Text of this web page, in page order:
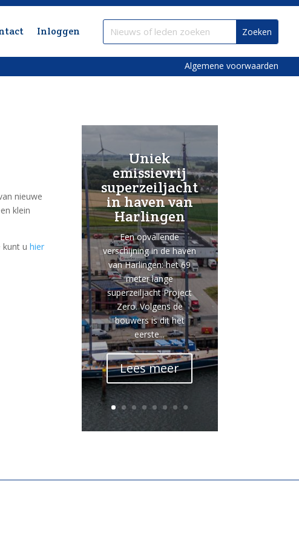
Inloggen
Algemene voorwaarden
nieuwe
klein
kunt uhier
Uniek
emissievrij
superzeiljacht
in haven van
Harlingen
Een opvallende
verschijning in de haven
van Harlingen: het 69
meter lange
superzeiljacht Project
Zero. Volgens de
bouwers is dit het
eerste...
Lees meer